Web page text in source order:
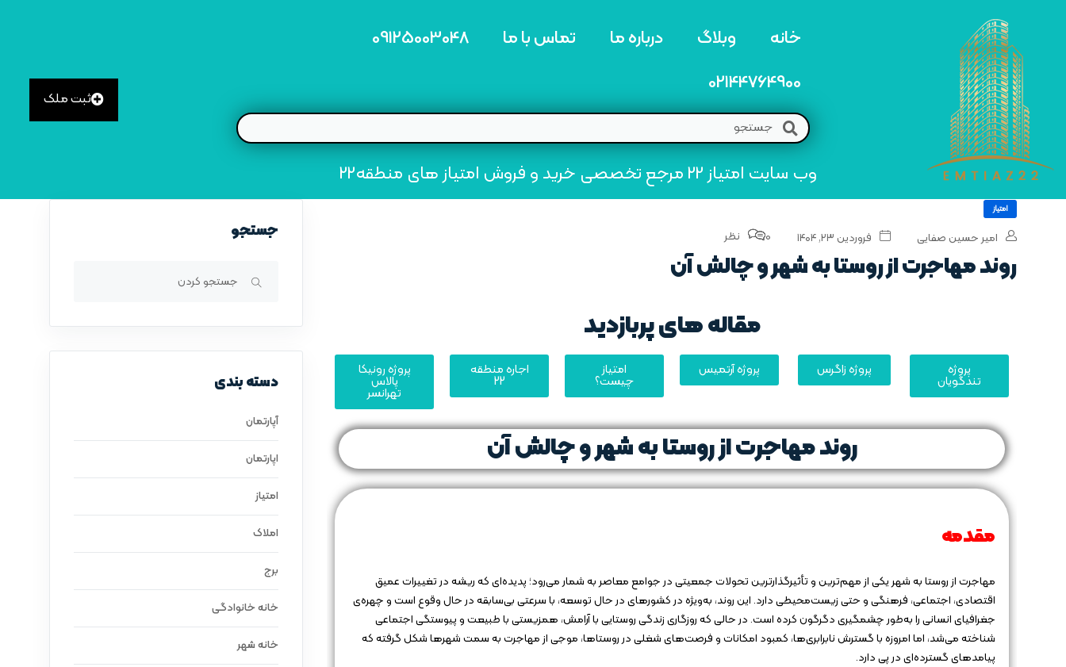
خانه وبلاگ درباره ما تماس با ما
09125003048
02144764900
وب سایت امتیاز 22 مرجع تخصصی خرید و فروش امتیاز های منطقه22
ثبت ملک
امتیاز
امیر حسین صفایی فروردین ۲۳, ۱۴۰۴ 0 نظر
روند مهاجرت از روستا به شهر و چالش‌ آن
مقاله های پربازدید
پروژه
تندگویان
پروژه زاگرس پروژه آرتمیس امتیاز
چیست؟
اجاره منطقه
22
پروژه رونیکا
پالاس
تهرانسر
روند مهاجرت از روستا به شهر و چالش‌ آن
مقدمه
مهاجرت از روستا به شهر یکی از مهم‌ترین و تأثیرگذارترین تحولات جمعیتی در جوامع معاصر به شمار می‌رود؛ پدیده‌ای که ریشه در تغییرات عمیق
اقتصادی، اجتماعی، فرهنگی و حتی زیست‌محیطی دارد. این روند، به‌ویژه در کشورهای در حال توسعه، با سرعتی بی‌سابقه در حال وقوع است و چهره‌ی
جغرافیای انسانی را به‌طور چشمگیری دگرگون کرده است. در حالی که روزگاری زندگی روستایی با آرامش، همزیستی با طبیعت و پیوستگی اجتماعی
شناخته می‌شد، اما امروزه با گسترش نابرابری‌ها، کمبود امکانات و فرصت‌های شغلی در روستاها، موجی از مهاجرت به سمت شهرها شکل گرفته که
پیامدهای گسترده‌ای در پی دارد.
جستجو
دسته بندی
آپارتمان
اپارتمان
امتیاز
املاک
برج
خانه خانوادگی
خانه شهر